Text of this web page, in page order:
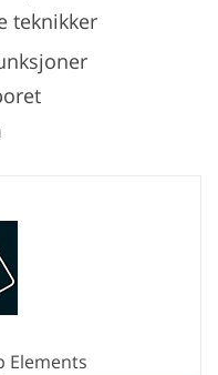
teknikker
Elements